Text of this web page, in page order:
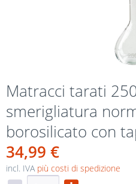
Matracci tarati
smerigliatura
borosilicato con
34,99 €
incl. IVA più costi di spedizione